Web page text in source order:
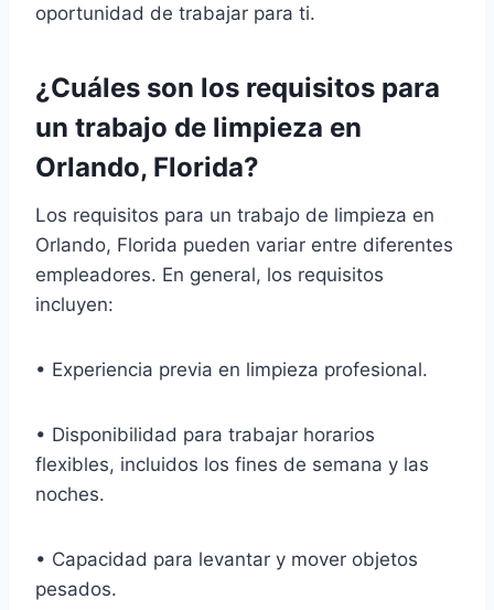
oportunidad de trabajar para ti.
¿Cuáles son los requisitos para
un trabajo de limpieza en
Orlando, Florida?
Los requisitos para un trabajo de limpieza en
Orlando, Florida pueden variar entre diferentes
empleadores. En general, los requisitos
incluyen:
• Experiencia previa en limpieza profesional.
• Disponibilidad para trabajar horarios
flexibles, incluidos los fines de semana y las
noches.
• Capacidad para levantar y mover objetos
pesados.